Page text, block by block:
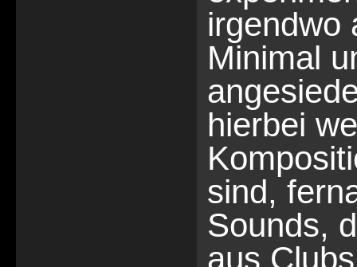
irgendwo
Minimal
hierbei
sind,
Sounds,
aus